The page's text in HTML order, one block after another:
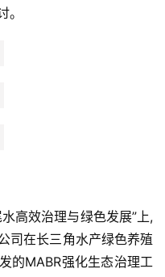
高效治理与绿色发展”上,
司在长三角水产绿色养殖
的MABR强化生态治理工